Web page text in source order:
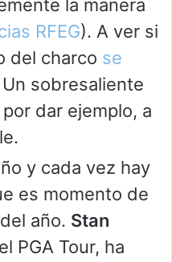
la manera
RFEG). A ver si
del charco se
Un sobresaliente
dar ejemplo, a
y cada vez hay
es momento de
año. Stan
PGA Tour, ha